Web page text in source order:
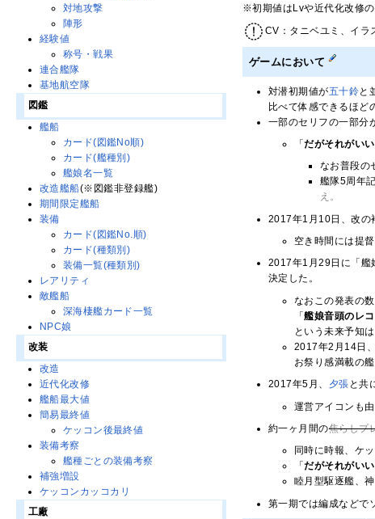
※初期値はLvや近代化改修
CV：タニベユミ、イラ
ゲームにおいて
対潜初期値が五十鈴と
比べて体感できるほど
一部のセリフの一部分
「だがそれがいい
なお普段の
艦隊5周年
え。
2017年1月10日、改の
空き時間には提
2017年1月29日に「艦
決定した。
なおこの発表の
「艦娘音頭のレ
という未来予知
2017年2月14日
お祭り感満載の
2017年5月、 夕張 と共
運営アイコンも
約一ヶ月間の焦らしプ
同時に時報、ケ
「だがそれがいい
睦月型駆逐艦、
第一期では編成などで
対地攻撃
陣形
経験値
称号・戦果
連合艦隊
基地航空隊
図鑑
艦船
カード(図鑑No順)
カード(艦種別)
艦娘名一覧
改造艦船(※図鑑非登録艦)
期間限定艦船
装備
カード(図鑑No.順)
カード(種類別)
装備一覧(種類別)
レアリティ
敵艦船
深海棲艦カード一覧
NPC娘
改装
改造
近代化改修
艦船最大値
簡易最終値
ケッコン後最終値
装備考察
艦種ごとの装備考察
補強増設
ケッコンカッコカリ
工廠